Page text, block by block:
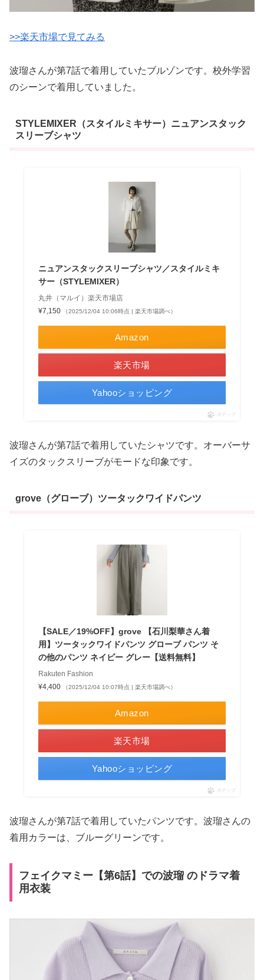
>>楽天市場で見てみる
波瑠さんが第7話で着用していたブルゾンです。校外学習
のシーンで着用していました。
STYLEMIXER（スタイルミキサー）ニュアンスタック
スリーブシャツ
ニュアンスタックスリーブシャツ／スタイルミキ
サー（STYLEMIXER）
丸井（マルイ）楽天市場店
¥7,150
（2025/12/04 10:06時点 | 楽天市場調べ）
Amazon
楽天市場
Yahooショッピング
ポチップ
波瑠さんが第7話で着用していたシャツです。オーバーサ
イズのタックスリーブがモードな印象です。
grove（グローブ）ツータックワイドパンツ
【SALE／19%OFF】grove 【石川梨華さん着
用】ツータックワイドパンツ グローブ パンツ そ
の他のパンツ ネイビー グレー【送料無料】
Rakuten Fashion
¥4,400
（2025/12/04 10:07時点 | 楽天市場調べ）
Amazon
楽天市場
Yahooショッピング
ポチップ
波瑠さんが第7話で着用していたパンツです。波瑠さんの
着用カラーは、ブルーグリーンです。
フェイクマミー【第6話】での波瑠 のドラマ着
用衣装